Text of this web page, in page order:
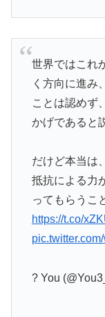
世界ではこれ
く方向に進み
ことは認めず
かげであると
だけど本当は
抵抗による力
ってもらうこ
https://t.co/
? You